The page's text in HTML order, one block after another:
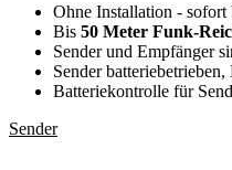
Ohne Installation - sofort
Bis 50 Meter Funk-
Sender und Empfänger
Sender
Batteriekontrolle für
Sender